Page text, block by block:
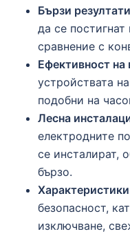
Бързи
да се постигнат
сравнение с
Ефективност на
устройствата
подобни на
Лесна
електродните
се инсталират,
бързо.
безопасност,
изключване,